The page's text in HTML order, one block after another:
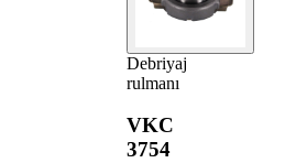
Debriyaj
rulmanı
VKC
3754